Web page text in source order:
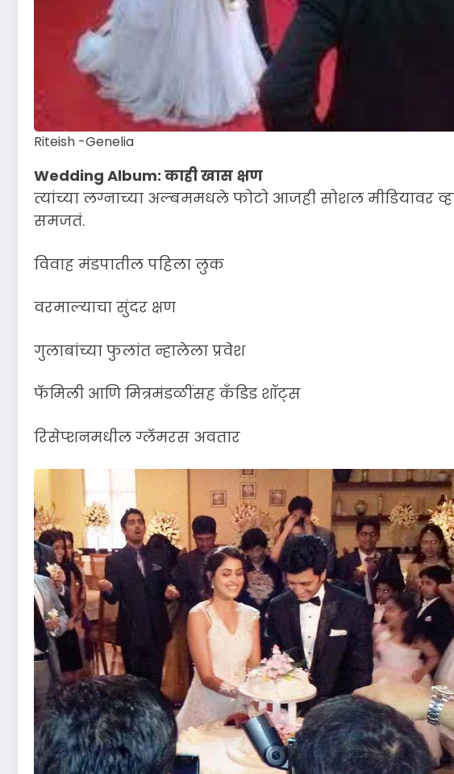
Riteish -Genelia
Wedding Album: काही खास क्षण
त्यांच्या लग्नाच्या अल्बममधले फोटो आजही सोशल मीडियावर
समजतं.
विवाह मंडपातील पहिला लुक
वरमाल्याचा सुंदर क्षण
गुलाबांच्या फुलांत न्हालेला प्रवेश
फॅमिली आणि मित्रमंडळींसह कॅंडिड शॉट्स
रिसेप्शनमधील ग्लॅमरस अवतार